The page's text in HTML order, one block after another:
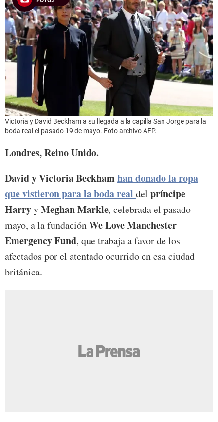
Victoria y David Beckham a su llegada a la capilla San Jorge para la
boda real el pasado 19 de mayo. Foto archivo AFP.
Londres, Reino Unido.
David y Victoria Beckhamhan donado la ropa
que vistieron para la boda real del príncipe
HarryyMeghan Markle, celebrada el pasado
mayo, a la fundaciónWe Love Manchester
Emergency Fund, que trabaja a favor de los
afectados por el atentado ocurrido en esa ciudad
británica.